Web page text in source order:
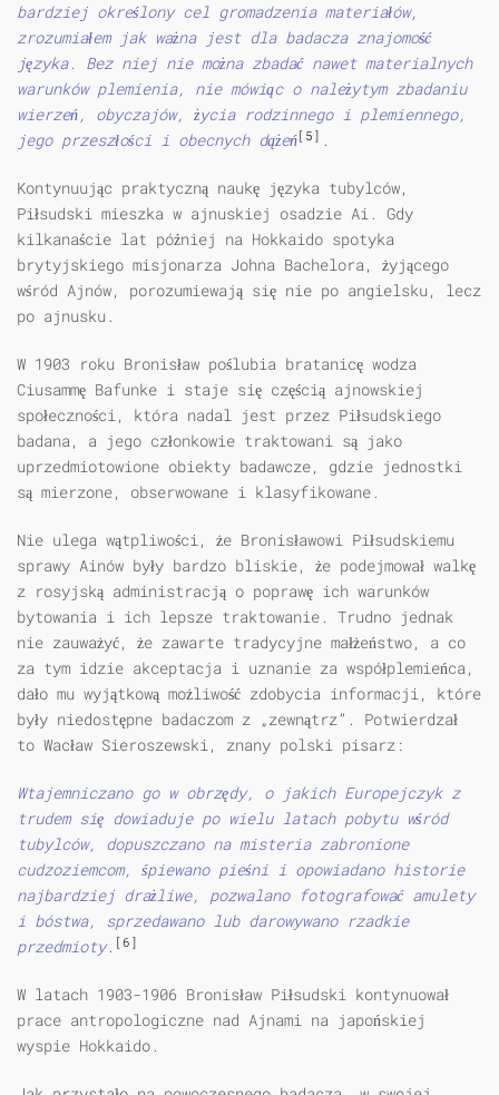
bardziej określony cel gromadzenia materiałów,
zrozumiałem jak ważna jest dla badacza znajomość
języka. Bez niej nie można zbadać nawet materialnych
warunków plemienia, nie mówiąc o należytym zbadaniu
wierzeń, obyczajów, życia rodzinnego i plemiennego,
jego przeszłości i obecnych dążeń[5] .
Kontynuując praktyczną naukę języka tubylców,
Piłsudski mieszka w ajnuskiej osadzie Ai. Gdy
kilkanaście lat później na Hokkaido spotyka
brytyjskiego misjonarza Johna Bachelora, żyjącego
wśród Ajnów, porozumiewają się nie po angielsku, lecz
po ajnusku.
W 1903 roku Bronisław poślubia bratanicę wodza
Ciusammę Bafunke i staje się częścią ajnowskiej
społeczności, która nadal jest przez Piłsudskiego
badana, a jego członkowie traktowani są jako
uprzedmiotowione obiekty badawcze, gdzie jednostki
są mierzone, obserwowane i klasyfikowane.
Nie ulega wątpliwości, że Bronisławowi Piłsudskiemu
sprawy Ainów były bardzo bliskie, że podejmował walkę
z rosyjską administracją o poprawę ich warunków
bytowania i ich lepsze traktowanie. Trudno jednak
nie zauważyć, że zawarte tradycyjne małżeństwo, a co
za tym idzie akceptacja i uznanie za współplemieńca,
dało mu wyjątkową możliwość zdobycia informacji, które
były niedostępne badaczom z „zewnątrz”. Potwierdzał
to Wacław Sieroszewski, znany polski pisarz:
Wtajemniczano go w obrzędy, o jakich Europejczyk z
trudem się dowiaduje po wielu latach pobytu wśród
tubylców, dopuszczano na misteria zabronione
cudzoziemcom, śpiewano pieśni i opowiadano historie
najbardziej drażliwe, pozwalano fotografować amulety
i bóstwa, sprzedawano lub darowywano rzadkie
przedmioty. [6]
W latach 1903-1906 Bronisław Piłsudski kontynuował
prace antropologiczne nad Ajnami na japońskiej
wyspie Hokkaido.